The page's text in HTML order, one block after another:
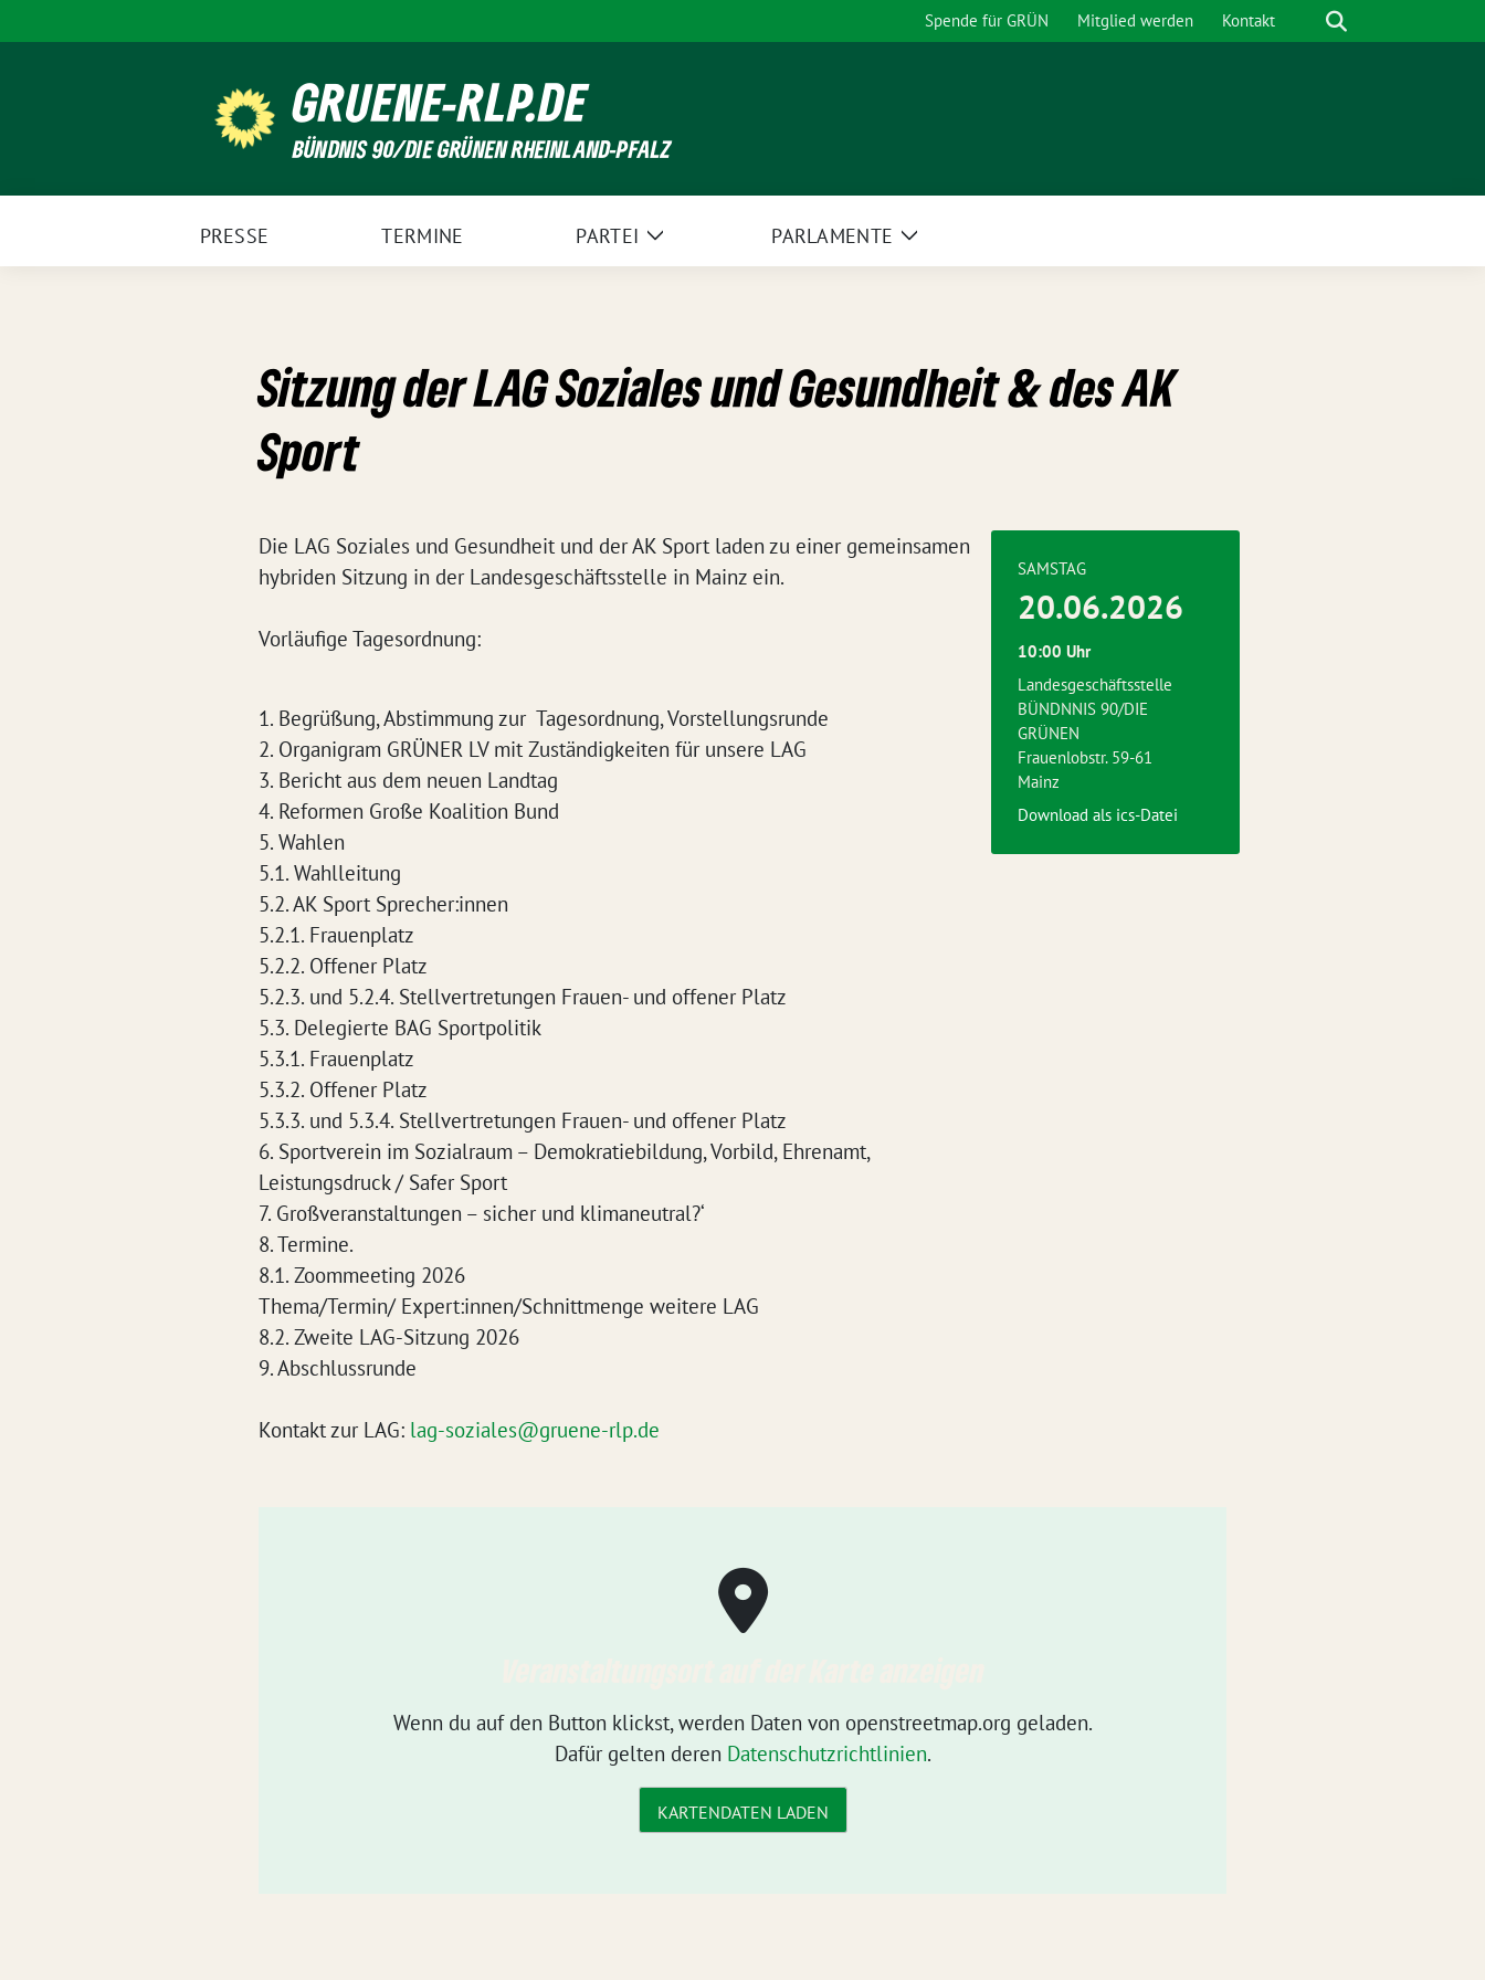
zum
Spende für GRÜN Mitglied werden Kontakt Suche
GRUENE-RLP.DE
BÜNDNIS 90/DIE GRÜNEN RHEINLAND-PFALZ
PRESSE TERMINE PARTEI
Zeige
PARLAMENTE
Zeige
Sitzung der LAG Soziales und Gesundheit & des AK
Sport
Die LAG Soziales und Gesundheit und der AK Sport laden zu einer gemeinsamen
hybriden Sitzung in der Landesgeschäftsstelle in Mainz ein.
Vorläufige Tagesordnung:
1. Begrüßung, Abstimmung zur Tagesordnung, Vorstellungsrunde
2. Organigram GRÜNER LV mit Zuständigkeiten für unsere LAG
3. Bericht aus dem neuen Landtag
4. Reformen Große Koalition Bund
5. Wahlen
5.1. Wahlleitung
5.2. AK Sport Sprecher:innen
5.2.1. Frauenplatz
5.2.2. Offener Platz
5.2.3. und 5.2.4. Stellvertretungen Frauen- und offener Platz
5.3. Delegierte BAG Sportpolitik
5.3.1. Frauenplatz
5.3.2. Offener Platz
5.3.3. und 5.3.4. Stellvertretungen Frauen- und offener Platz
6. Sportverein im Sozialraum – Demokratiebildung, Vorbild, Ehrenamt,
Leistungsdruck / Safer Sport
7. Großveranstaltungen – sicher und klimaneutral?‘
8. Termine.
8.1. Zoommeeting 2026
Thema/Termin/ Expert:innen/Schnittmenge weitere LAG
8.2. Zweite LAG-Sitzung 2026
9. Abschlussrunde
Kontakt zur LAG: lag-soziales@gruene-rlp.de
SAMSTAG
20.06.2026
10:00 Uhr
Landesgeschäftsstelle
BÜNDNNIS 90/DIE
GRÜNEN
Frauenlobstr. 59-61
Mainz
Download als ics-Datei
Wenn du auf den Button klickst, werden Daten von openstreetmap.org geladen.
Dafür gelten deren Datenschutzrichtlinien.
KARTENDATEN LADEN